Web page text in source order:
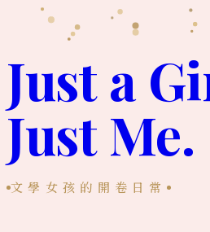
要
內
容
Just a
Just Me.
文學女孩的開卷日常